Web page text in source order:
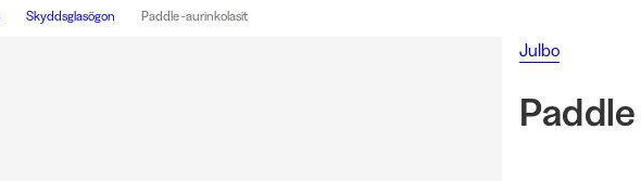
Skyddsglasögon Paddle -aurinkolasit
Julbo